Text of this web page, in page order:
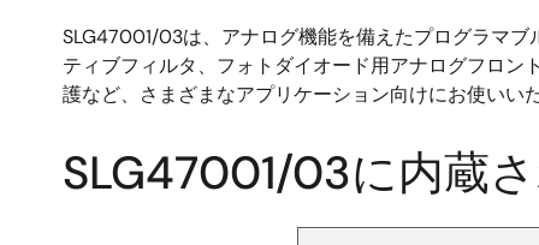
SLG47001/03は、アナログ機能を備えたプログラマ
ティブフィルタ、フォトダイオード用アナログフロ
護など、さまざまなアプリケーション向けにお使いい
SLG47001/03に内蔵